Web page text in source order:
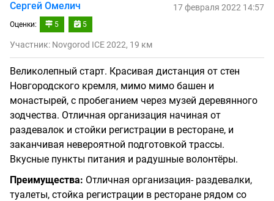
Сергей Омелич
Оценки: 5 5
17 февраля 2022 14:57
Участник: Novgorod ICE 2022, 19 км
Великолепный старт. Красивая дистанция от стен
Новгородского кремля, мимо мимо башен и
монастырей, с пробеганием через музей деревянного
зодчества. Отличная организация начиная от
раздевалок и стойки регистрации в ресторане, и
заканчивая невероятной подготовкой трассы.
Вкусные пункты питания и радушные волонтёры.
Преимущества: Отличная организация- раздевалки,
туалеты, стойка регистрации в ресторане рядом со